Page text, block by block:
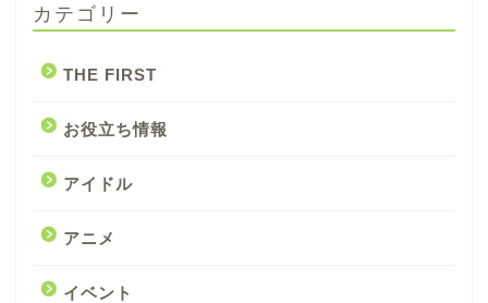
カテゴリー
THE FIRST
お役立ち情報
アイドル
アニメ
イベント